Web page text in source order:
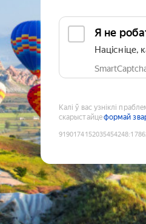
Я не
Націсніце,
Калі ў вас узніклі
скарыстайцеформай
9190174152035454248: